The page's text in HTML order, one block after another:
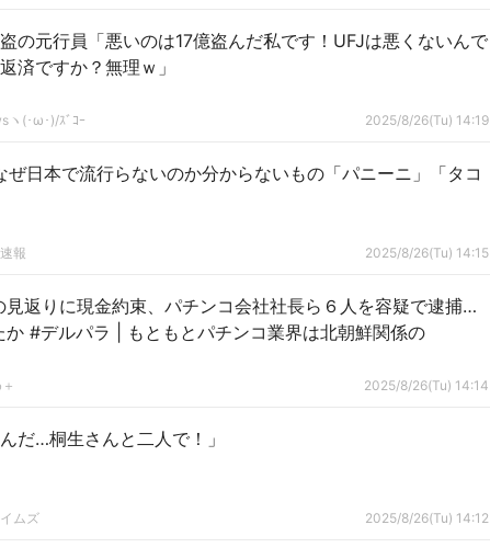
の元行員「悪いのは17億盗んだ私です！UFJは悪くないんで
済ですか？無理ｗ」
ヽ(･ω･)/ｽﾞｺｰ 2025/8/26(Tu) 14:19
ぜ日本で流行らないのか分からないもの「パニーニ」「タコ
報 2025/8/26(Tu) 14:15
返りに現金約束、パチンコ会社社長ら６人を容疑で逮捕…
従業員２５０人の買収図ったか #デルパラ | もともとパチンコ業界は北朝鮮関係の
2025/8/26(Tu) 14:14
だ…桐生さんと二人で！」
ムズ 2025/8/26(Tu) 14:12